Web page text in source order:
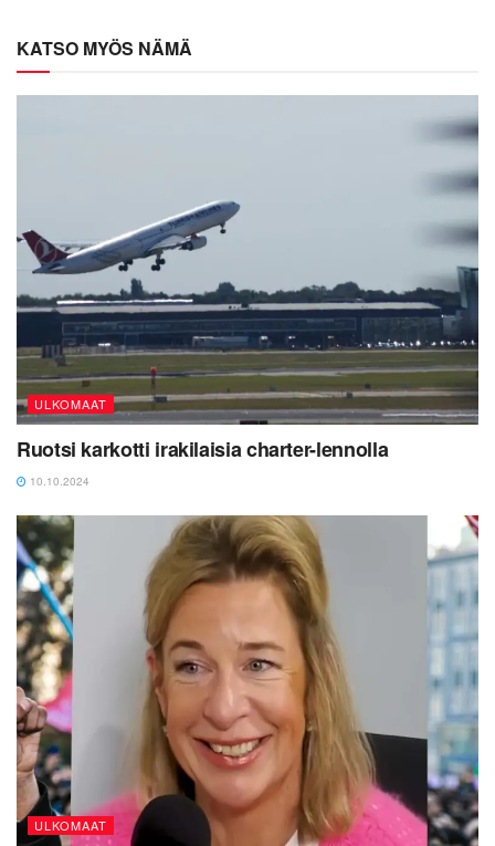
KATSO MYÖS NÄMÄ
ULKOMAAT
Ruotsi karkotti irakilaisia charter-lennolla
10.10.2024
ULKOMAAT